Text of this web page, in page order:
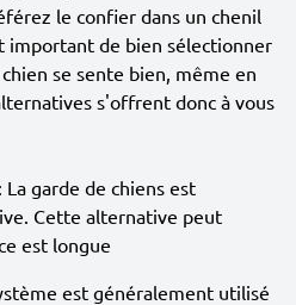
le confier dans un chenil
important de bien sélectionner
se sente bien, même en
s'offrent donc à vous
garde de chiens est
Cette alternative peut
est longue
est généralement utilisé